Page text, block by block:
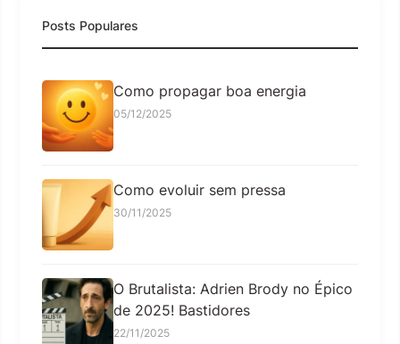
Posts Populares
Como propagar boa energia
05/12/2025
Como evoluir sem pressa
30/11/2025
O Brutalista: Adrien Brody no Épico
de 2025! Bastidores
22/11/2025